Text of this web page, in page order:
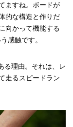
ますね。ボードが
的な構造と作りだ
向かって機能する
感触です。
る理由。それは、レ
走るスピードラン